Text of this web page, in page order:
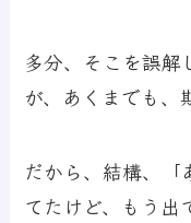
多分、そこを誤解
が、あくまでも、
だから、結構、「
てたけど、もう出